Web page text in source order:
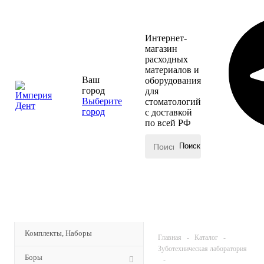
Ваш
город
Выберите
город
Интернет-
магазин
расходных
материалов и
оборудования
для
стоматологий
с доставкой
по всей РФ
Комплекты, Наборы
Боры
Главная - Каталог
-
Зуботехническая лаборатория
-